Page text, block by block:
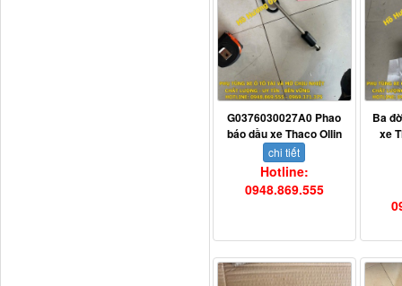
G0376030027A0 Phao
báo dầu xe Thaco Ollin
chi tiết
Hotline:
0948.869.555
Ba
xe